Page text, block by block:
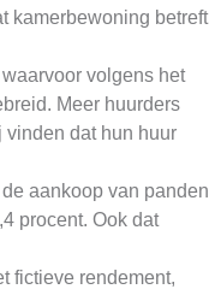
kamerbewoning betreft
volgens het
Meer huurders
vinden dat hun huur
aankoop van panden
procent. Ook dat
fictieve rendement,